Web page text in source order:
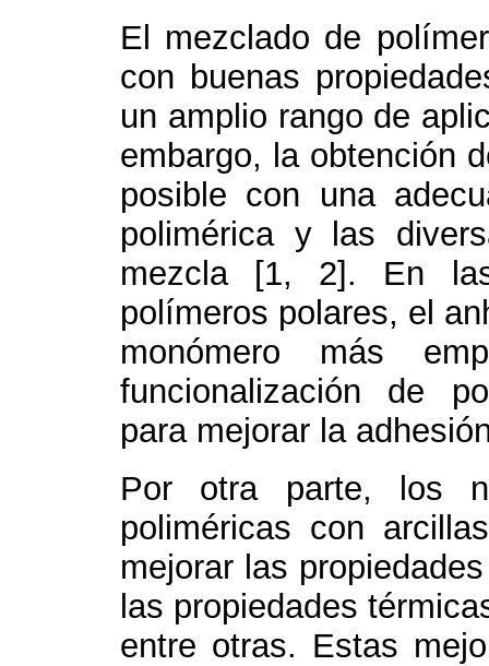
El mezclado de
con buenas
un amplio rango de
embargo, la obtención
posible con una
polimérica y las
mezcla [1, 2]. En
polímeros polares, el
monómero más
funcionalización de
para mejorar la
Por otra parte, los
poliméricas con
mejorar las
las propiedades
entre otras. Estas